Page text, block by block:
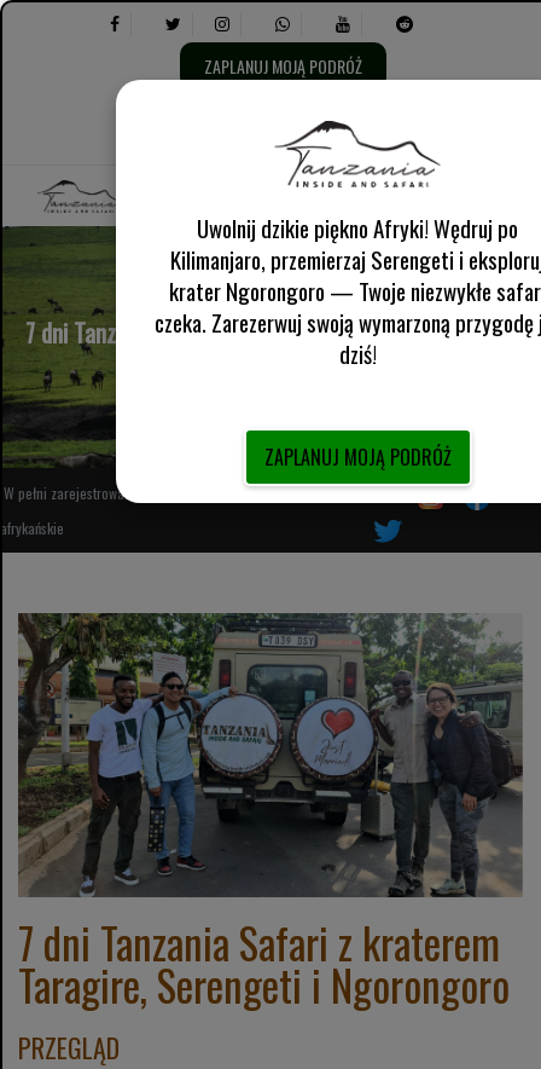
ZAPLANUJ MOJĄ PODRÓŻ
Informacje praktyczne
7 dni Tanzania Safari z kraterem Taragire, Serengeti i
W pełni zarejestrowany lokalny organizator wycieczek
afrykańskie
Śledź nas
7 dni Tanzania Safari z kraterem
Taragire, Serengeti i Ngorongoro
PRZEGLĄD
Uwolnij dzikie piękno Afryki! Wędruj po
Kilimanjaro, przemierzaj Serengeti i
krater Ngorongoro — Twoje niezwykłe
czeka. Zarezerwuj swoją wymarzoną przygodę
dziś!
ZAPLANUJ MOJĄ PODRÓŻ